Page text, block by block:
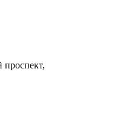
проспект,